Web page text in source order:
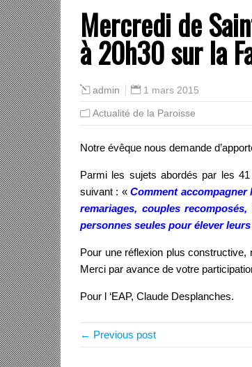
Mercredi de
à 20h30 sur la
admin 1 mars 2015
Actualité de la Paroisse
Notre évêque nous demande
Parmi les sujets abordés par les
suivant : «Comment
remariages, couples
personnes seules pour élever
Pour une réflexion plus
Merci par avance de votre
Pour l ‘EAP, Claude Desplanches.
← Previous post